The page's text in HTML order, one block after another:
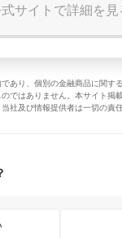
サイトで詳細を見
あり、個別の金融商品に関す
ではありません。本サイト掲
社及び情報提供者は一切の責